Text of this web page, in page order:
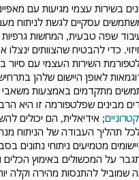
בשירות עצמי מגיעות עם
עסקיים לגשת לניתוח
שפה טבעית, המחשות
כדי להבטיח שהצוותים ינצלו
השירות העצמי עם סיור
לאופן היישום שלהן
מתקדמים באמצעות
מבינים שפלטפורמה זו היא
; אידיאלית, הם יכולים
תהליך העבודה של הניתוח
מטמיעים ניתוחי נתונים
על המכשולים באימוץ הכלים
שמוביל להתנסות מהירה וקלה